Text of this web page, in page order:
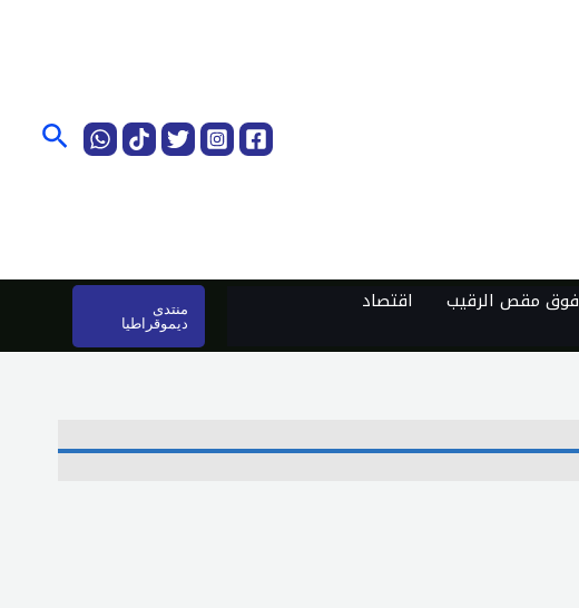
فوق مقص الرقيب
اقتصاد
منتدى
ديموقراطيا